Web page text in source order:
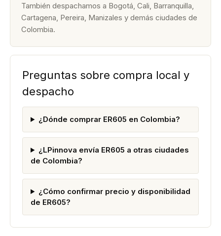
También despachamos a Bogotá, Cali, Barranquilla,
Cartagena, Pereira, Manizales y demás ciudades de
Colombia.
Preguntas sobre compra local y
despacho
¿Dónde comprar ER605 en Colombia?
¿LPinnova envía ER605 a otras ciudades
de Colombia?
¿Cómo confirmar precio y disponibilidad
de ER605?